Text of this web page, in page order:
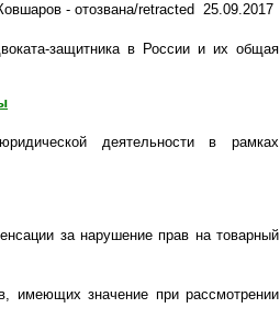
- отозвана/retracted 25.09.2017
защитника в России и их общая
деятельности в рамках
за нарушение прав на товарный
имеющих значение при рассмотрении